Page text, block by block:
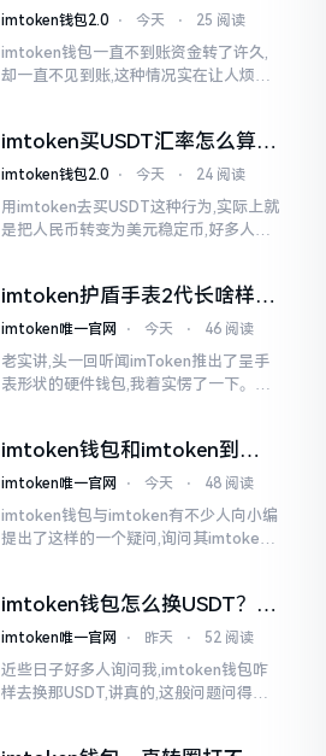
教你几招搞定
imtoken钱包2.0 ⋅ 今天 ⋅ 25 阅读
imtoken钱包一直不到账资金转了许久,
却一直不见到账,这种情况实在让人烦躁,
热锅上的蚂蚁,慌乱无措。
imtoken买USDT汇率怎么算？
几点买最划算
imtoken钱包2.0 ⋅ 今天 ⋅ 24 阅读
用imtoken去买USDT这种行为,实际上就
是把人民币转变为美元稳定币,好多人在
低的状况
imtoken护盾手表2代长啥样？
真实上手体验分享
imtoken唯一官网 ⋅ 今天 ⋅ 46 阅读
老实讲,头一回听闻imToken推出了呈手
表形状的硬件钱包,我着实愣了一下。在c
imtoken钱包和imtoken到底
是不是一回事？看完就懂了
imtoken唯一官网 ⋅ 今天 ⋅ 48 阅读
imtoken钱包与imtoken有不少人向小编
提出了这样的一个疑问,询问其imtoken
同一个物品
imtoken钱包怎么换USDT？这
几种方法你得知道
imtoken唯一官网 ⋅ 昨天 ⋅ 52 阅读
近些日子好多人询问我,imtoken钱包咋
样去换那USDT,讲真的,这般问题问得很